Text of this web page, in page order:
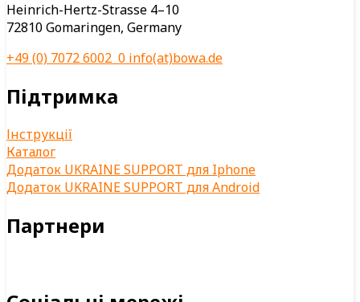
Heinrich-Hertz-Strasse 4–10
72810 Gomaringen, Germany
+49 (0) 7072 6002 0 info(at)bowa.de
Підтримка
Інструкції
Каталог
Додаток UKRAINE SUPPORT для Iphone
Додаток UKRAINE SUPPORT для Android
Партнери